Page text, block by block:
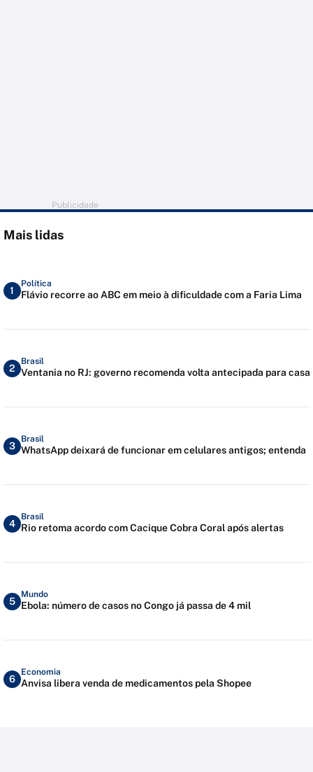
Publicidade
Mais lidas
1
Política
Flávio recorre ao ABC em meio à dificuldade com a Faria Lima
2
Brasil
Ventania no RJ: governo recomenda volta antecipada para casa
3
Brasil
WhatsApp deixará de funcionar em celulares antigos; entenda
4
Brasil
Rio retoma acordo com Cacique Cobra Coral após alertas
5
Mundo
Ebola: número de casos no Congo já passa de 4 mil
6
Economia
Anvisa libera venda de medicamentos pela Shopee